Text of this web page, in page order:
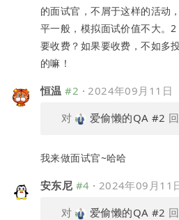
的面试官，不屑于这样的活动
平一般，模拟面试价值不大。
要收费？如果要收费，不如多
的嘛！
恒温 #2 · 2024年09月11日
对 爱偷懒的QA #2
我来做面试官~哈哈
安东尼 #4 · 2024年09月11
对 爱偷懒的QA #2